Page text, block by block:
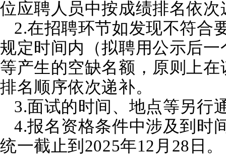
位应聘人员中按成绩排名依次
2.在招聘环节如发现不符合
规定时间内（拟聘用公示后
等产生的空缺名额，原则上
排名顺序依次递补。
3.面试的时间、地点等另行
4.报名资格条件中涉及到时
统一截止到2025年12月28日。